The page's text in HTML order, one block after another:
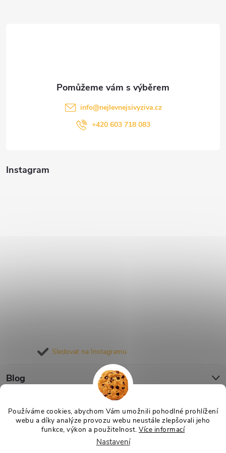
Používáme cookies, abychom Vám umožnili pohodlné prohlížení
webu a díky analýze provozu webu neustále zlepšovali jeho
funkce, výkon a použitelnost. Více informací
Nastavení
Instagram
Sledovat na Instagramu
Blog
Informace pro vás
info@nejlevnejsivyziva.cz
+420 603 718 083
Nejlevnější Výživa. Všechna práva vyhrazena.